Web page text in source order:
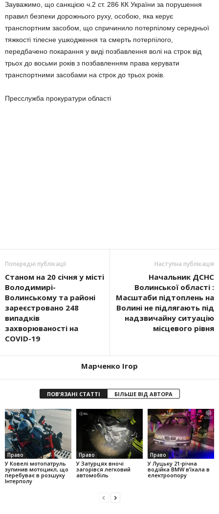
Зауважимо, що санкцією ч.2 ст. 286 КК України за порушення
правил безпеки дорожнього руху, особою, яка керує
транспортним засобом, що спричинило потерпілому середньої
тяжкості тілесне ушкодження та смерть потерпілого,
передбачено покарання у виді позбавлення волі на строк від
трьох до восьми років з позбавленням права керувати
транспортними засобами на строк до трьох років.
Пресслужба прокуратури області
Попередні публікації
Станом на 20 січня у місті
Володимирі-
Волинському та районі
зареєстровано 248
випадків
захворюваності на
СOVID-19
Наступна публікація
Начальник ДСНС
Волинської області :
Масштаби підтоплень на
Волині не підлягають під
надзвичайну ситуацію
місцевого рівня
Марченко Ігор
ПОВ'ЯЗАНІ СТАТТІ БІЛЬШЕ ВІД АВТОРА
Право
У Ковелі мотопатруль
зупинив мотоцикл, що
перебуває в розшуку
Інтерполу
Право
У Затурцях вночі
загорівся легковий
автомобіль
Право
У Луцьку 21-річна
водійка BMW в’їхала в
електроопору